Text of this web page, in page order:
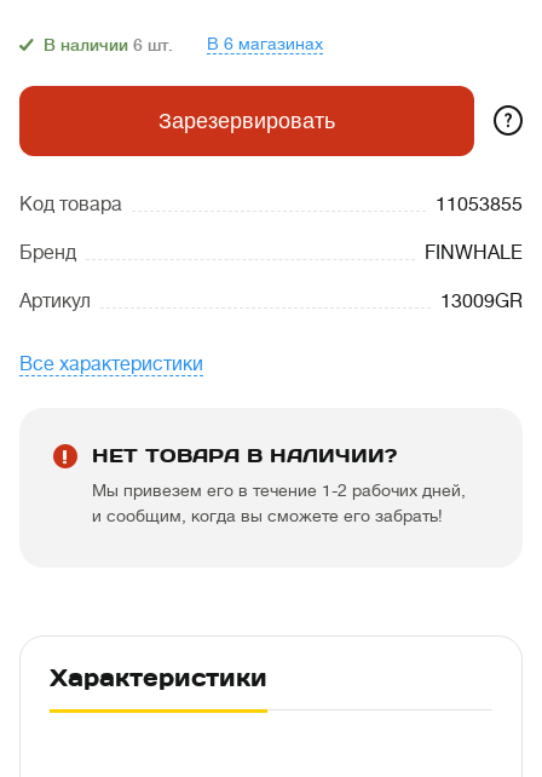
В наличии 6 шт. В 6 магазинах
Зарезервировать ?
Код товара 11053855
Бренд FINWHALE
Артикул 13009GR
Все характеристики
НЕТ ТОВАРА В НАЛИЧИИ?
Мы привезем его в течение 1-2 рабочих дней,
и сообщим, когда вы сможете его забрать!
Характеристики